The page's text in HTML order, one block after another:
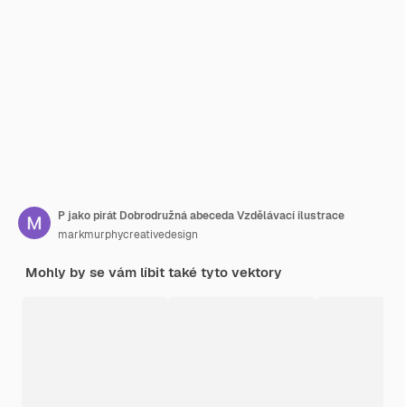
P jako pirát Dobrodružná abeceda Vzdělávací ilustrace
markmurphycreativedesign
Mohly by se vám líbit také tyto vektory